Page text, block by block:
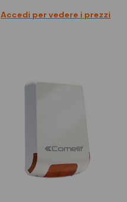
Accedi per vedere i prezzi